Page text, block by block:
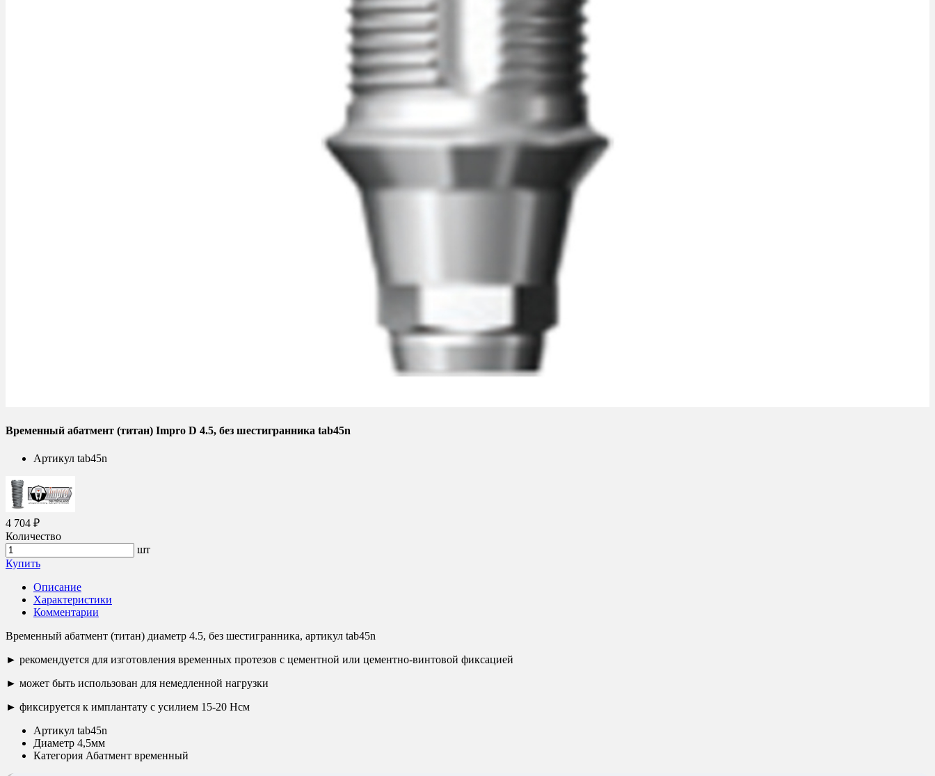
Временный абатмент (титан) Impro D 4.5, без шестигранника tab45n
Артикул tab45n
4 704 ₽
Количество
шт
Купить
Описание
Характеристики
Комментарии
Временный абатмент (титан) диаметр 4.5, без шестигранника, артикул tab45n
► рекомендуется для изготовления временных протезов с цементной или цементно-винтовой фиксацией
► может быть использован для немедленной нагрузки
► фиксируется к имплантату с усилием 15-20 Нсм
Артикул tab45n
Диаметр 4,5мм
Категория Абатмент временный